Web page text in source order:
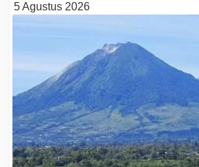
5 Agustus 2026